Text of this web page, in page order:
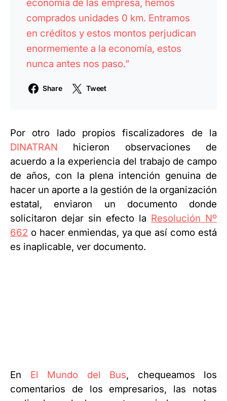
economía de las empresa, hemos
comprados unidades 0 km. Entramos
en créditos y estos montos perjudican
enormemente a la economía, estos
nunca antes nos paso.”
Share Tweet
Por otro lado propios fiscalizadores de la
DINATRAN hicieron observaciones de
acuerdo a la experiencia del trabajo de campo
de años, con la plena intención genuina de
hacer un aporte a la gestión de la organización
estatal, enviaron un documento donde
solicitaron dejar sin efecto la Resolución Nº
662 o hacer enmiendas, ya que así como está
es inaplicable, ver documento.
En El Mundo del Bus, chequeamos los
comentarios de los empresarios, las notas